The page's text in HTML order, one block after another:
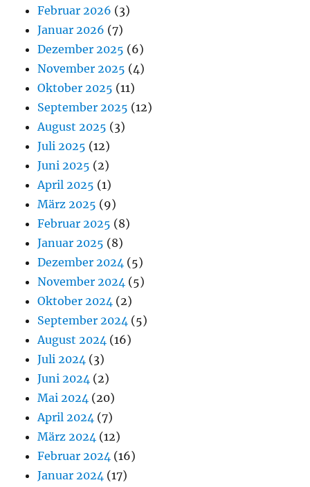
Februar 2026 (3)
Januar 2026 (7)
Dezember 2025 (6)
November 2025 (4)
Oktober 2025 (11)
September 2025 (12)
August 2025 (3)
Juli 2025 (12)
Juni 2025 (2)
April 2025 (1)
März 2025 (9)
Februar 2025 (8)
Januar 2025 (8)
Dezember 2024 (5)
November 2024 (5)
Oktober 2024 (2)
September 2024 (5)
August 2024 (16)
Juli 2024 (3)
Juni 2024 (2)
Mai 2024 (20)
April 2024 (7)
März 2024 (12)
Februar 2024 (16)
Januar 2024 (17)